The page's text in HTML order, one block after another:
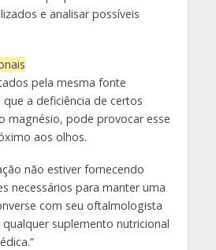
e analisar possíveis
pela mesma fonte
a deficiência de certos
magnésio, pode provocar esse
aos olhos.
não estiver fornecendo
necessários para manter uma
com seu oftalmologista
suplemento nutricional